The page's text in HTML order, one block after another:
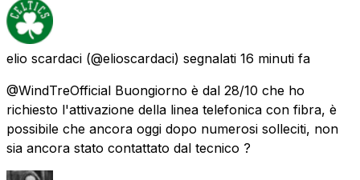
elio scardaci (@elioscardaci) segnalati 16 minuti fa
@WindTreOfficial Buongiorno è dal 28/10 che ho
richiesto l'attivazione della linea telefonica con fibra, è
possibile che ancora oggi dopo numerosi solleciti, non
sia ancora stato contattato dal tecnico ?